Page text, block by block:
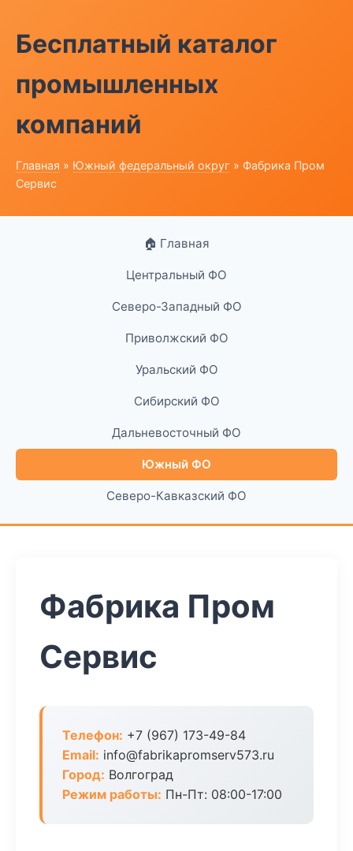
Бесплатный каталог
промышленных
компаний
Главная » Южный федеральный округ » Фабрика Пром
Сервис
🏠 Главная
Центральный ФО
Северо-Западный ФО
Приволжский ФО
Уральский ФО
Сибирский ФО
Дальневосточный ФО
Южный ФО
Северо-Кавказский ФО
Фабрика Пром
Сервис
Телефон: +7 (967) 173-49-84
Email: info@fabrikapromserv573.ru
Город: Волгоград
Режим работы: Пн-Пт: 08:00-17:00